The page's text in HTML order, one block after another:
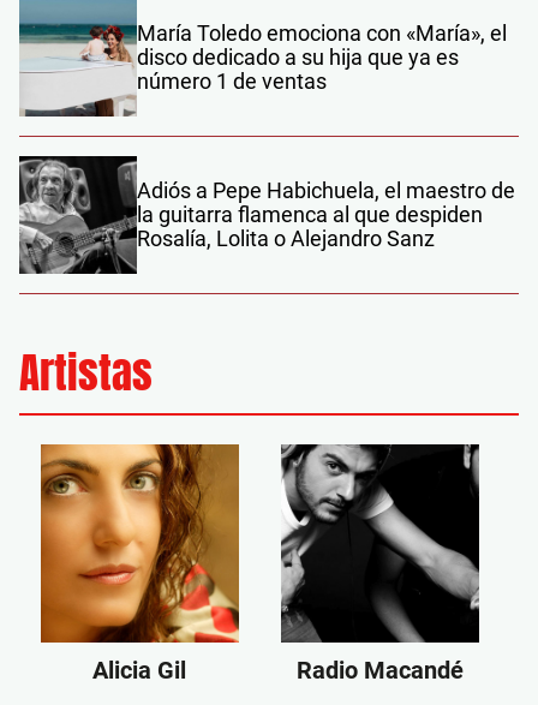
María Toledo emociona con «María», el
disco dedicado a su hija que ya es
número 1 de ventas
Adiós a Pepe Habichuela, el maestro de
la guitarra flamenca al que despiden
Rosalía, Lolita o Alejandro Sanz
Artistas
Alicia Gil Radio Macandé